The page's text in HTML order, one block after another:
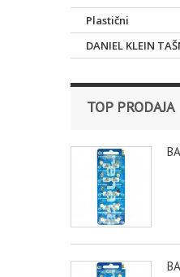
Plastični
DANIEL KLEIN
TOP PRODAJA